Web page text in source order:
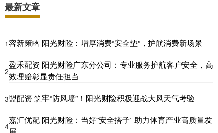
最新文章
1容新策略 阳光财险：增厚消费“安全垫”，护航消费新场景
2
盈禾配资 阳光财险广东分公司：专业服务护航客户安全，高
效理赔彰显责任担当
3盟配资 筑牢“防风墙”！阳光财险积极迎战大风天气考验
4
嘉汇优配 阳光财险：当好“安全搭子” 助力体育产业高质量发